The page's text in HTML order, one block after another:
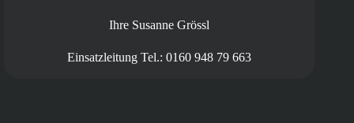
Ihre Susanne Grössl
Einsatzleitung Tel.: 0160 948 79 663